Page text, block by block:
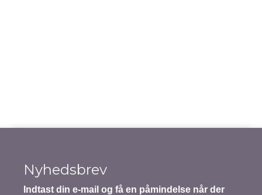
Nyhedsbrev
Indtast din e-mail og få en påmindelse når der